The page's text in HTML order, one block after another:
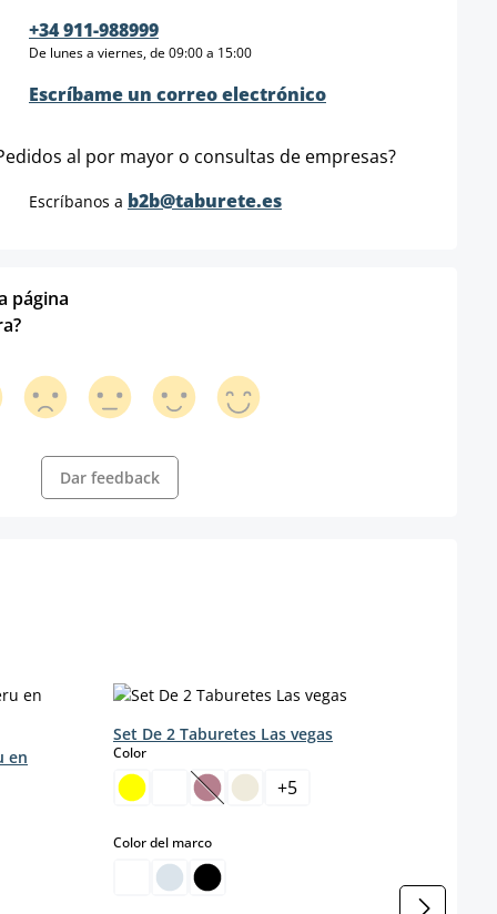
+34 911-988999
De lunes a viernes, de 09:00 a 15:00
Escríbame un correo electrónico
al por mayor o consultas de empresas?
Escríbanos a b2b@taburete.es
página
Dar feedback
en
Set De 2 Taburetes Las vegas
Colorselect
(Esta opción no está disponible en
+5
Color del marcoselect